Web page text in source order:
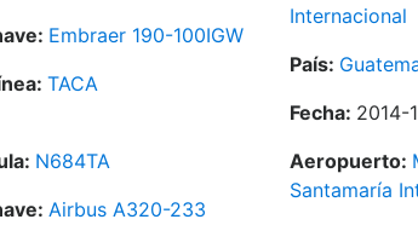
Embraer 190-100IGW
TACA
Internacional
País:
Fecha: 2014-
N684TA
Airbus A320-233
Aeropuerto:
Santamaría